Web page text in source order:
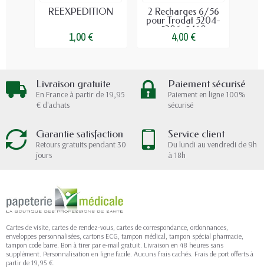
REEXPEDITION
1,00 €
2 Recharges 6/56
pour Trodat 5204-
5206-5460
4,00 €
Livraison gratuite
En France à partir de 19,95
€ d'achats
Paiement sécurisé
Paiement en ligne 100%
sécurisé
Garantie satisfaction
Retours gratuits pendant 30
jours
Service client
Du lundi au vendredi de 9h
à 18h
Cartes de visite, cartes de rendez-vous, cartes de correspondance, ordonnances,
enveloppes personnalisées, cartons ECG, tampon médical, tampon spécial pharmacie,
tampon code barre. Bon à tirer par e-mail gratuit. Livraison en 48 heures sans
supplément. Personnalisation en ligne facile. Aucuns frais cachés. Frais de port offerts à
partir de 19,95 €.